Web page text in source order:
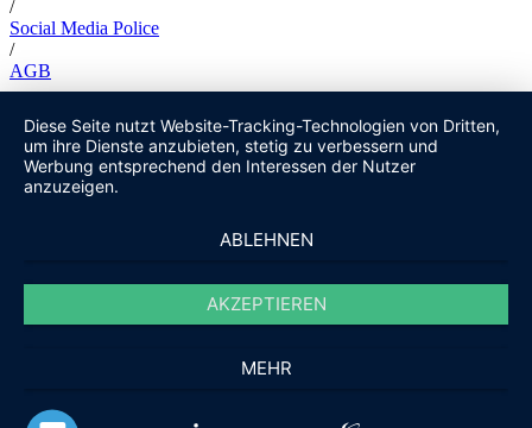
/
Social Media Police
/
AGB
Diese Seite nutzt Website-Tracking-Technologien von Dritten,
um ihre Dienste anzubieten, stetig zu verbessern und
Werbung entsprechend den Interessen der Nutzer
anzuzeigen.
ABLEHNEN
AKZEPTIEREN
MEHR